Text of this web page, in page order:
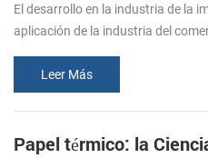
El desarrollo en la industria de la
aplicación de la industria del
Leer Más